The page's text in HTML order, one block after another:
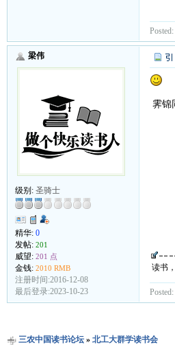
梁伟
级别: 圣骑士
精华: 0
发帖: 201
威望: 201 点
金钱: 2010 RMB
注册时间:2016-12-08
最后登录:2023-10-23
霁锦
读书
三农中国读书论坛» 北工大群学读书会